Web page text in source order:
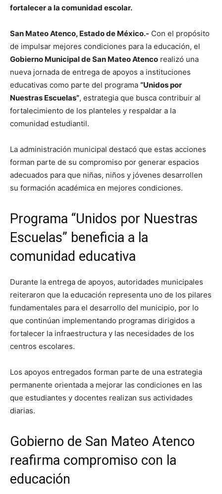
fortalecer a la comunidad escolar.
San Mateo Atenco, Estado de México.- Con el propósito
de impulsar mejores condiciones para la educación, el
Gobierno Municipal de San Mateo Atenco realizó una
nueva jornada de entrega de apoyos a instituciones
educativas como parte del programa “Unidos por
Nuestras Escuelas”, estrategia que busca contribuir al
fortalecimiento de los planteles y respaldar a la
comunidad estudiantil.
La administración municipal destacó que estas acciones
forman parte de su compromiso por generar espacios
adecuados para que niñas, niños y jóvenes desarrollen
su formación académica en mejores condiciones.
Programa “Unidos por Nuestras
Escuelas” beneficia a la
comunidad educativa
Durante la entrega de apoyos, autoridades municipales
reiteraron que la educación representa uno de los pilares
fundamentales para el desarrollo del municipio, por lo
que continúan implementando programas dirigidos a
fortalecer la infraestructura y las necesidades de los
centros escolares.
Los apoyos entregados forman parte de una estrategia
permanente orientada a mejorar las condiciones en las
que estudiantes y docentes realizan sus actividades
diarias.
Gobierno de San Mateo Atenco
reafirma compromiso con la
educación